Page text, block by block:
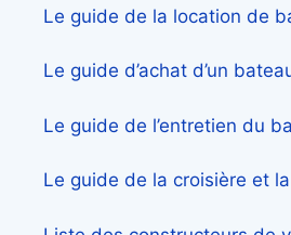
Le guide de la location de
Le guide d’achat d’un
Le guide de l’entretien du
Le guide de la croisière et